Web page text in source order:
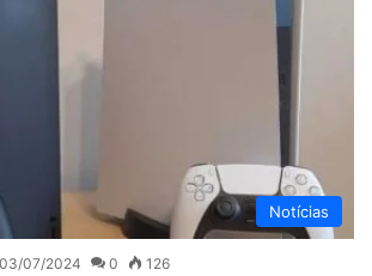
Notícias
03/07/2024 0 126